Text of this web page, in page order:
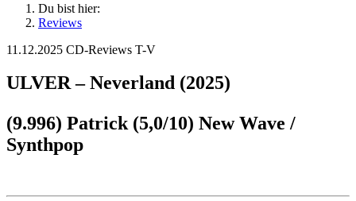
Du bist hier:
Reviews
11.12.2025 CD-Reviews T-V
ULVER – Neverland (2025)
(9.996) Patrick (5,0/10) New Wave /
Synthpop